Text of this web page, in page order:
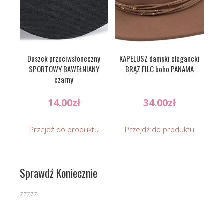
Daszek przeciwsłoneczny
SPORTOWY BAWEŁNIANY
czarny
14.00zł
Przejdź do produktu
KAPELUSZ damski elegancki
BRĄZ FILC boho PANAMA
34.00zł
Przejdź do produktu
Sprawdź Koniecznie
zzzzz